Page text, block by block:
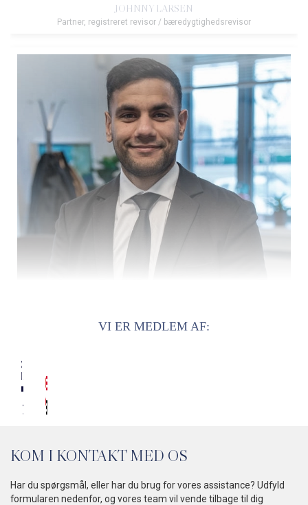
Partner, registreret revisor / bæredygtighedsrevisor
MUSTAFA MOUMOU
VI ER MEDLEM AF:
KOM I KONTAKT MED OS
Har du spørgsmål, eller har du brug for vores assistance? Udfyld
formularen nedenfor, og vores team vil vende tilbage til dig